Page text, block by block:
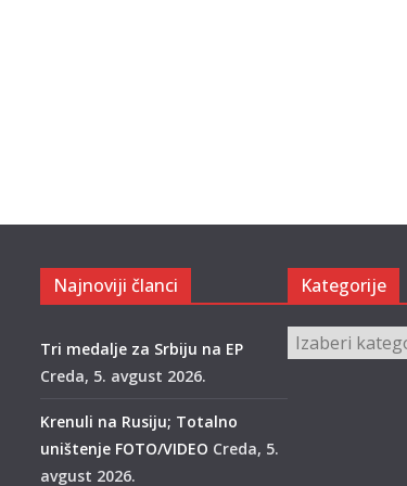
Najnoviji članci
Tri medalje za Srbiju na EP
Creda, 5. avgust 2026.
Krenuli na Rusiju; Totalno
uništenje FOTO/VIDEO Creda, 5.
avgust 2026.
Kategorije
Kategorije